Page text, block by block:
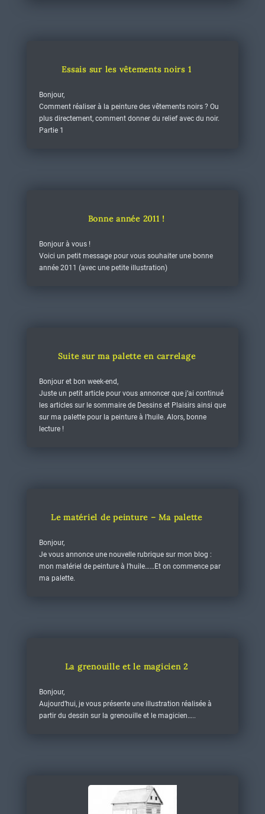
Essais sur les vêtements noirs 1
Bonjour,
Comment réaliser à la peinture des vêtements noirs ? Ou
plus directement, comment donner du relief avec du noir.
Partie 1
Bonne année 2011 !
Bonjour à vous !
Voici un petit message pour vous souhaiter une bonne
année 2011 (avec une petite illustration)
Suite sur ma palette en carrelage
Bonjour et bon week-end,
Juste un petit article pour vous annoncer que j’ai continué
les articles sur le sommaire de Dessins et Plaisirs ainsi que
sur ma palette pour la peinture à l’huile. Alors, bonne
lecture !
Le matériel de peinture – Ma palette
Bonjour,
Je vous annonce une nouvelle rubrique sur mon blog :
mon matériel de peinture à l’huile……Et on commence par
ma palette.
La grenouille et le magicien 2
Bonjour,
Aujourd’hui, je vous présente une illustration réalisée à
partir du dessin sur la grenouille et le magicien…..